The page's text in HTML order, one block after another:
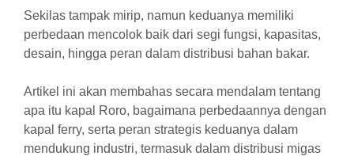
Sekilas tampak mirip, namun keduanya memiliki
perbedaan mencolok baik dari segi fungsi, kapasitas,
desain, hingga peran dalam distribusi bahan bakar.
Artikel ini akan membahas secara mendalam tentang
apa itu kapal Roro, bagaimana perbedaannya dengan
kapal ferry, serta peran strategis keduanya dalam
mendukung industri, termasuk dalam distribusi migas